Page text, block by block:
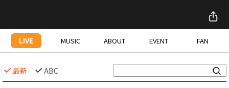
LIVE MUSIC ABOUT EVENT FAN
最新 ABC